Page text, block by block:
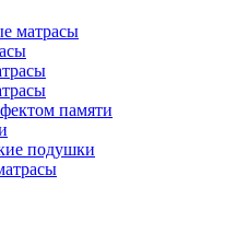
матрасы
памяти
подушки